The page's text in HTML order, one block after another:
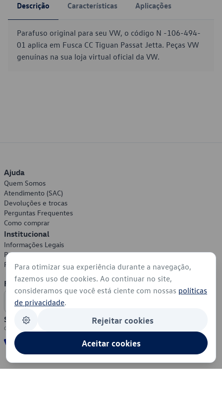
Descrição Características Aplicações
Parafuso original para seu VW, o código N -106-494-
01 aplica em Fusca CC Tiguan Passat Jetta. Peças VW
genuínas na sua loja virtual oficial da VW.
Ajuda
Quem Somos
Atendimento (SAC)
Devoluções e trocas
Perguntas Frequentes
Como comprar
Institucional
Informações Legais
Política de Privacidade
Política de Cookies
Formas de Pagamento
Segurança
Para otimizar sua experiência durante a navegação,
fazemos uso de cookies. Ao continuar no site,
consideramos que você está ciente com nossas políticas
de privacidade.
Rejeitar cookies
Aceitar cookies